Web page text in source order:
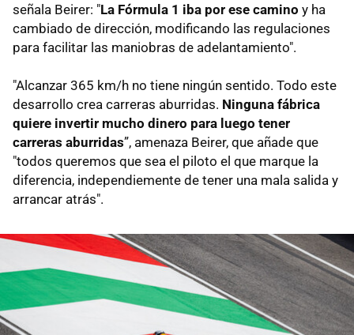
señala Beirer: "La Fórmula 1 iba por ese camino y ha
cambiado de dirección, modificando las regulaciones
para facilitar las maniobras de adelantamiento".
"Alcanzar 365 km/h no tiene ningún sentido. Todo este
desarrollo crea carreras aburridas. Ninguna fábrica
quiere invertir mucho dinero para luego tener
carreras aburridas”, amenaza Beirer, que añade que
"todos queremos que sea el piloto el que marque la
diferencia, independiemente de tener una mala salida y
arrancar atrás".